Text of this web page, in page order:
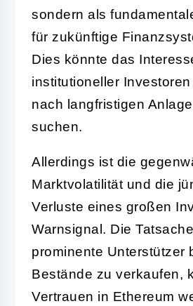
sondern als
für zukünftige
Dies könnte das
institutioneller
nach langfristigen
suchen.
Allerdings ist die
Marktvolatilität und die
Verluste eines großen
Warnsignal. Die
prominente Unterstützer
Bestände zu verkaufen,
Vertrauen in Ethereum